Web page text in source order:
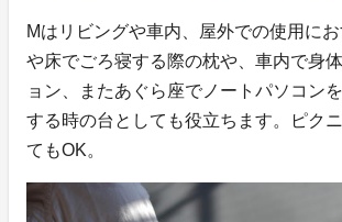
Mはリビングや車内、屋外での使用に
や床でごろ寝する際の枕や、車内で身
ョン、またあぐら座でノートパソコン
する時の台としても役立ちます。ピク
てもOK。